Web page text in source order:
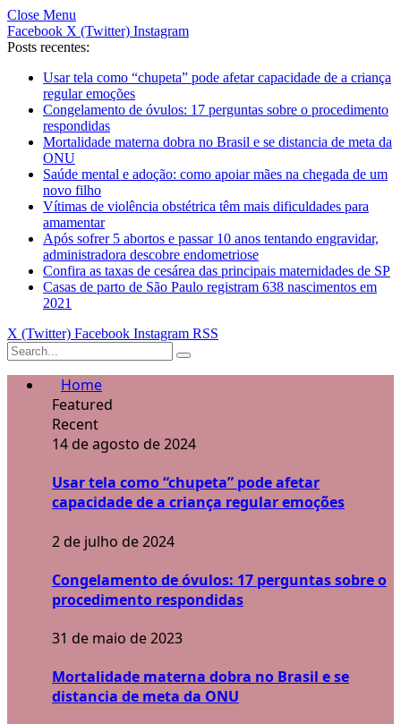
Close Menu
Facebook X (Twitter) Instagram
Posts recentes:
Usar tela como “chupeta” pode afetar capacidade de a criança
regular emoções
Congelamento de óvulos: 17 perguntas sobre o procedimento
respondidas
Mortalidade materna dobra no Brasil e se distancia de meta da
ONU
Saúde mental e adoção: como apoiar mães na chegada de um
novo filho
Vítimas de violência obstétrica têm mais dificuldades para
amamentar
Após sofrer 5 abortos e passar 10 anos tentando engravidar,
administradora descobre endometriose
Confira as taxas de cesárea das principais maternidades de SP
Casas de parto de São Paulo registram 638 nascimentos em
2021
X (Twitter) Facebook Instagram RSS
Home
Featured
Recent
14 de agosto de 2024
Usar tela como “chupeta” pode afetar
capacidade de a criança regular emoções
2 de julho de 2024
Congelamento de óvulos: 17 perguntas sobre o
procedimento respondidas
31 de maio de 2023
Mortalidade materna dobra no Brasil e se
distancia de meta da ONU